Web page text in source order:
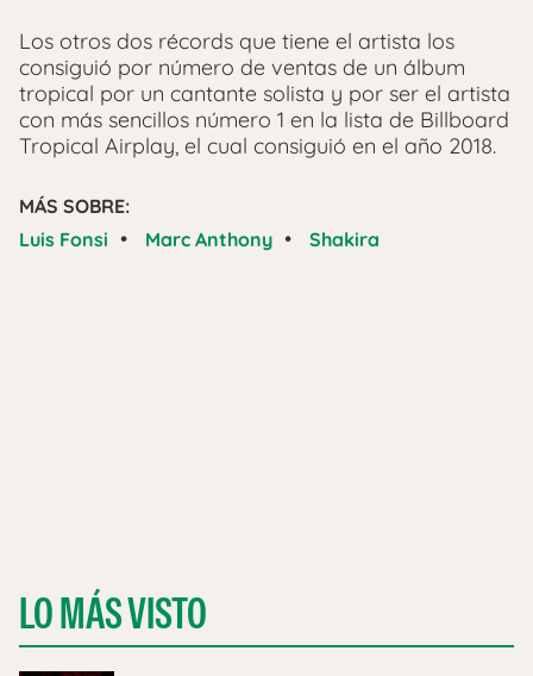
Los otros dos récords que tiene el artista los
consiguió por número de ventas de un álbum
tropical por un cantante solista y por ser el artista
con más sencillos número 1 en la lista de Billboard
Tropical Airplay, el cual consiguió en el año 2018.
MÁS SOBRE:
Luis Fonsi • Marc Anthony • Shakira
LO MÁS VISTO